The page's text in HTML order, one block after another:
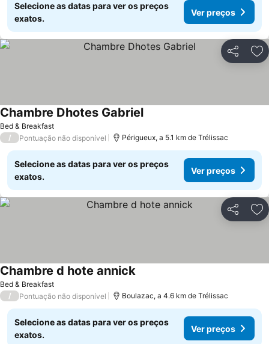
Selecione as datas para ver os preços
exatos.
Ver preços
Partilhar
Bed & Breakfast
Chambre Dhotes Gabriel
/ Pontuação não disponível Périgueux, a 5.1 km de Trélissac
Selecione as datas para ver os preços
exatos.
Ver preços
Partilhar
Bed & Breakfast
Chambre d hote annick
/ Pontuação não disponível Boulazac, a 4.6 km de Trélissac
Selecione as datas para ver os preços
exatos.
Ver preços